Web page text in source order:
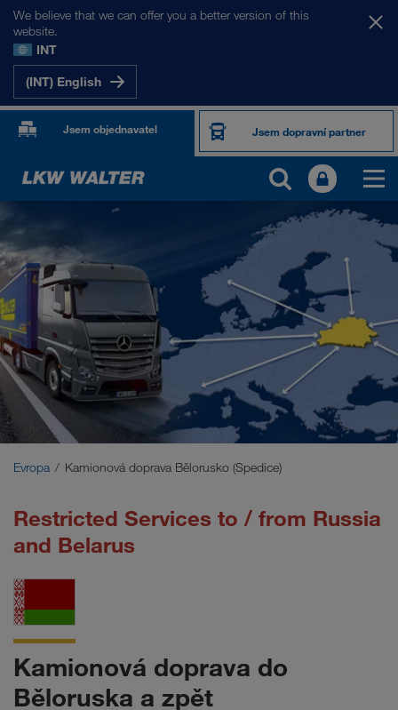
We believe that we can offer you a better version of this
website.
INT
(INT) English
Jsem objednavatel Jsem dopravní partner
NAŠE TRHY
Evropa
Střední Asie
Rusko
Blízký východ
Evropa Kamionová doprava Bělorusko (Spedice)
Restricted Services to / from Russia
and Belarus
Kamionová doprava do
Běloruska a zpět